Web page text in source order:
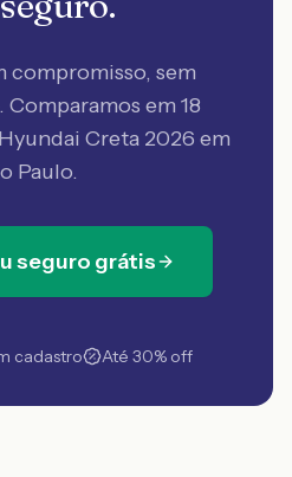
compromisso, sem
em 18
Creta 2026 em
Paulo.
seguro grátis
cadastro Até 30% off